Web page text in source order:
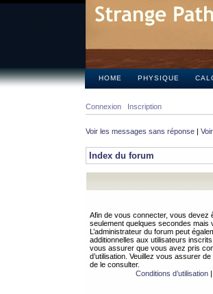
HOME PHYSIQUE
Connexion Inscription
Voir les messages sans réponse |
Index du forum
Afin de vous connecter, vous devez
seulement quelques secondes mais
L’administrateur du forum peut
additionnelles aux utilisateurs
vous assurer que vous avez pris
d’utilisation. Veuillez vous assurer
de le consulter.
Conditions d’utilisation|